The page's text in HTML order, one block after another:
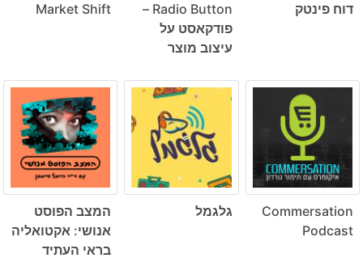
דוח פינטק
Radio Button –
פודקאסט על
עיצוב מוצר
Market Shift
Commersation
Podcast
גלגמל
המצב הפוסט
אנושי: אקטואליה
בראי העתיד